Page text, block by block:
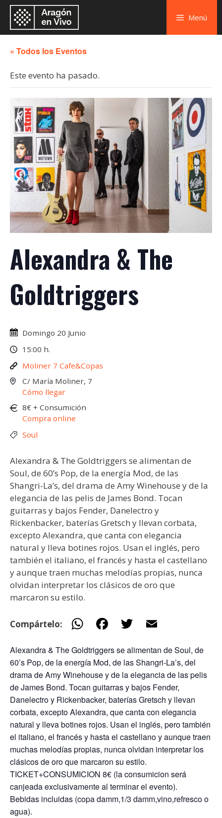
Menú
« Todos los Eventos
Este evento ha pasado.
Alexandra & The
Goldtriggers
Domingo 20 Junio
15:00 h.
Moliner 7 Cafe&Copas
C/ María Moliner, 7
Cómo llegar
8€ + Consumición
Compra online
Soul
Alexandra & The Goldtriggers se alimentan de
Soul, de 60’s Pop, de la energía Mod, de las
Shangri-La’s, del drama de Amy Winehouse y de la
elegancia de las pelis de James Bond. Tocan
guitarras y bajos Fender, Danelectro y
Rickenbacker, baterías Gretsch y llevan corbata,
excepto Alexandra, que canta con elegancia
natural y lleva botines rojos. Usan el inglés, pero
también el italiano, el francés y hasta el castellano
y aunque traen muchas melodías propias, nunca
olvidan interpretar los clásicos de oro que
marcaron su estilo.
Compártelo: W
at
s
A
p
p
e
b
o
o
k
itt
er
ai
l
Alexandra & The Goldtriggers se alimentan de Soul, de
60’s Pop, de la energía Mod, de las Shangri-La’s, del
drama de Amy Winehouse y de la elegancia de las pelis
de James Bond. Tocan guitarras y bajos Fender,
Danelectro y Rickenbacker, baterías Gretsch y llevan
corbata, excepto Alexandra, que canta con elegancia
natural y lleva botines rojos. Usan el inglés, pero también
el italiano, el francés y hasta el castellano y aunque traen
muchas melodías propias, nunca olvidan interpretar los
clásicos de oro que marcaron su estilo.
TICKET+CONSUMICION 8€ (la consumicion será
canjeada exclusivamente al terminar el evento).
Bebidas incluidas (copa damm,1/3 damm,vino,refresco o
agua).